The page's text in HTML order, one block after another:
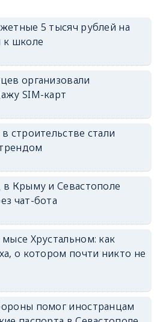
5 тысяч рублей на
к школе
организовали
SIM-карт
строительстве стали
Крыму и Севастополе
чат-бота
Хрустальном: как
о котором почти никто не
помог иностранцам